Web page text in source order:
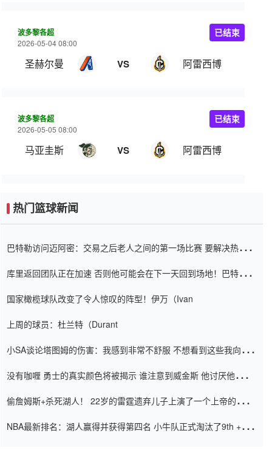
波多黎各超
2026-05-04 08:00
圣赫尔曼 VS 阿雷西博
已结束
波多黎各超
2026-05-05 08:00
马亚圭斯 VS 阿雷西博
已结束
热门篮球新闻
巴特勒访问迈阿密：交易之后老人之间的第一场比赛 要解决热情的
库里返回团队正在加速 否则他可能会在下一天回到场地！巴特勒迈
国家橄榄球队改变了令人惊叹的阵型！伊万（Ivan
上周的球员：杜兰特（Durant
小SA谈论塔图姆的伤害：我感到非常不舒服 不想看到这些我向他
没有咖喱 勇士的真实颜色将被揭示 谁注意到威金斯 他讨厌他的老
偷詹姆斯+杀死湖人！ 22岁的雷霆遗弃儿子上演了一个上帝的剧
NBA最新排名：湖人赢得并获得第四名 小牛队正式淘汰了9th + 76